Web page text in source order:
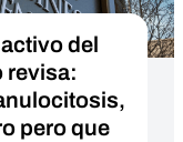
del
revisa:
pero que